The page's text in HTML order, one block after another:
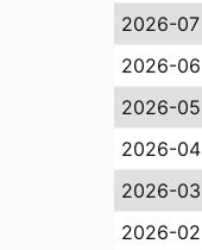
2026-07
2026-06
2026-05
2026-04
2026-03
2026-02